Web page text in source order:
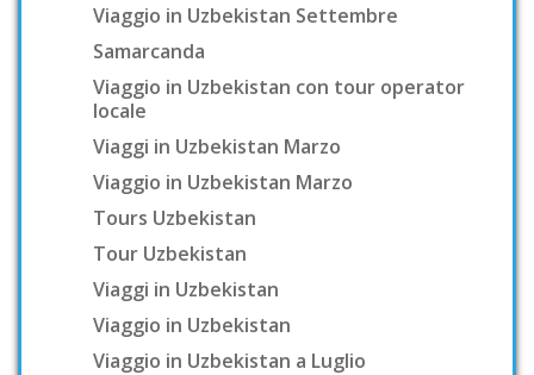
Viaggio in Uzbekistan Settembre
Samarcanda
Viaggio in Uzbekistan con tour operator
locale
Viaggi in Uzbekistan Marzo
Viaggio in Uzbekistan Marzo
Tours Uzbekistan
Tour Uzbekistan
Viaggi in Uzbekistan
Viaggio in Uzbekistan
Viaggio in Uzbekistan a Luglio